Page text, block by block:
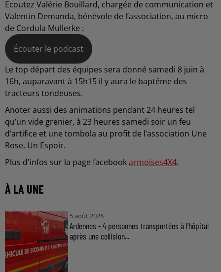
Ecoutez Valérie Bouillard, chargée de communication et
Valentin Demanda, bénévole de l’association, au micro
de Cordula Mullerke :
Écouter le podcast
Le top départ des équipes sera donné samedi 8 juin à
16h, auparavant à 15h15 il y aura le baptême des
tracteurs tondeuses.
Anoter aussi des animations pendant 24 heures tel
qu’un vide grenier, à 23 heures samedi soir un feu
d’artifice et une tombola au profit de l’association Une
Rose, Un Espoir.
Plus d'infos sur la page facebookarmoises4X4.
À LA UNE
5 août 2026
Ardennes - 4 personnes transportées à l'hôpital
après une collision...